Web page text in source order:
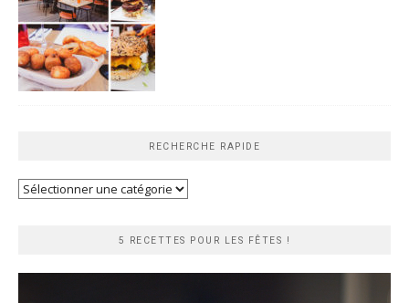
RECHERCHE RAPIDE
Recherche
5 RECETTES POUR LES FÊTES !